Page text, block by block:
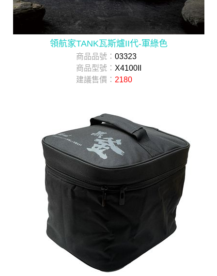
領航家TANK瓦斯爐II代-軍綠色
商品品號： 03323
商品型號： X4100II
建議售價： 2180